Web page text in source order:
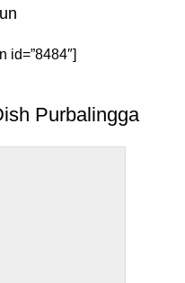
id=”8484″]
Purbalingga